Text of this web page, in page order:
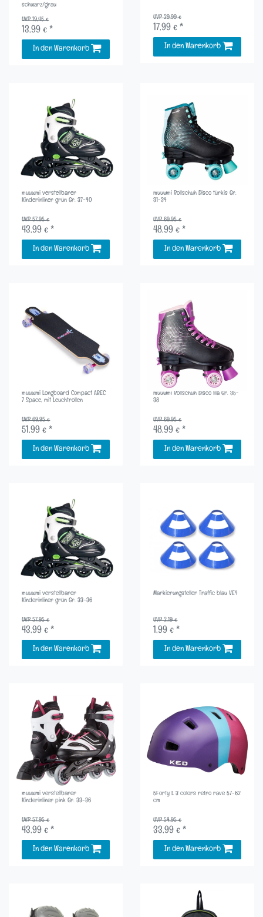
schwarz/grau
UVP 19,45 €
13,99 € *
In den Warenkorb
UVP 29,99 €
17,99 € *
In den Warenkorb
muuwmi verstellbarer
Kinderinliner grün Gr. 37-40
UVP 57,95 €
43,99 € *
In den Warenkorb
muuwmi Rollschuh Disco türkis Gr.
31-34
UVP 69,95 €
48,99 € *
In den Warenkorb
muuwmi Longboard Compact ABEC
7 Space, mit Leuchtrollen
UVP 69,95 €
51,99 € *
In den Warenkorb
muuwmi Rollschuh Disco lila Gr. 35-
38
UVP 69,95 €
48,99 € *
In den Warenkorb
muuwmi verstellbarer
Kinderinliner grün Gr. 33-36
UVP 57,95 €
43,99 € *
In den Warenkorb
Markierungsteller Traffic blau VE4
UVP 2,19 €
1,99 € *
In den Warenkorb
muuwmi verstellbarer
Kinderinliner pink Gr. 33-36
UVP 57,95 €
43,99 € *
In den Warenkorb
5Forty L 3 colors retro rave 57-62
cm
UVP 54,95 €
33,99 € *
In den Warenkorb